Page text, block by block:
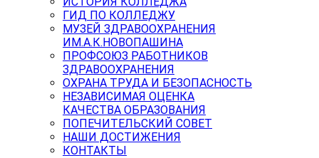
ГИД ПО КОЛЛЕДЖУ
МУЗЕЙ ЗДРАВООХРАНЕНИЯ
ИМ.А.К.НОВОПАШИНА
ПРОФСОЮЗ РАБОТНИКОВ
ЗДРАВООХРАНЕНИЯ
ОХРАНА ТРУДА И БЕЗОПАСНОСТЬ
НЕЗАВИСИМАЯ ОЦЕНКА
КАЧЕСТВА ОБРАЗОВАНИЯ
ПОПЕЧИТЕЛЬСКИЙ СОВЕТ
НАШИ ДОСТИЖЕНИЯ
КОНТАКТЫ